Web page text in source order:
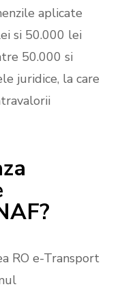
aplicate
si 50.000 lei
50.000 si
juridice, la care
RO e-Transport